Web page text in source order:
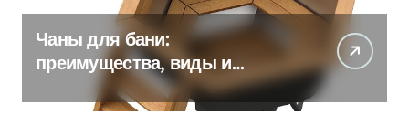
Чаны для бани:
преимущества, виды и
особенности использования